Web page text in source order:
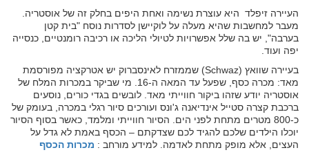
העיירה זיפלד היא עוצרת נשימה ואחת היפים בחלק זה של אוסטריה.
מעבר למחשבות שהיא מעלה על לוקיישן לסדרות נוסח "בית קטן
בערבה", יש בה שלל אפשרויות לטיולי הליכה או רכיבה רומנטיים, כנסייה
יפה ועוד.
בעיירה שוואץ (Schwaz) שממזרח לאינסברוק יש אטרקציה מפורסמת
מאד: מכרה כסף, שפעל עד המאה ה-16. מי שביקר במכרות המלח של
אוסטריה יודע שזהו ביקור חווייתי מאד. לובשים בגדי כורים, נוסעים
ברכבת קצרה סטייל אינדיאנה ג'ונס ועורכים סיור רגלי במכרה, בעומק של
כ-800 מטרים מתחת לפני הים. הסיור חווייתי ומלמד, כאשר בסוף הסיור
יוכלו הילדים שלכם להגיד לכם שצדקתם – הכסף באמת לא גדל על
העצים, אלא מופק מתחת לאדמה. למידע מורחב : מכרות הכסף